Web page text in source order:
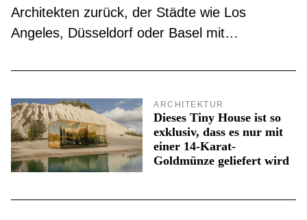
Architekten zurück, der Städte wie Los
Angeles, Düsseldorf oder Basel mit
veränderte und die Architektur des späten 20.
ARCHITEKTUR
Dieses Tiny House ist so
exklusiv, dass es nur mit
einer 14-Karat-
Goldmünze geliefert wird